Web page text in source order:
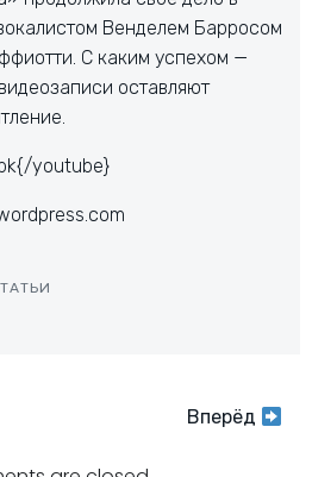
Венделем Барросом
С каким успехом —
оставляют
youtube}
Навигация
Вперёд